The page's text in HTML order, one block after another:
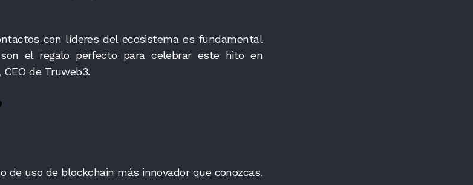
con líderes del ecosistema es fundamental
el regalo perfecto para celebrar este hito en
de Truweb3.
de uso de blockchain más innovador que conozcas.